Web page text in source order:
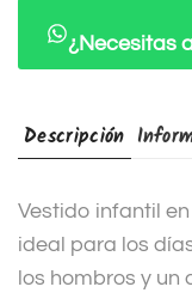
¿Necesitas
Descripción
Vestido infantil
ideal para los
los hombros y un